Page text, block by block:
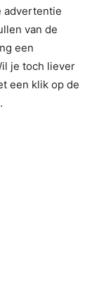
advertentie
van de
een
je toch liever
een klik op de